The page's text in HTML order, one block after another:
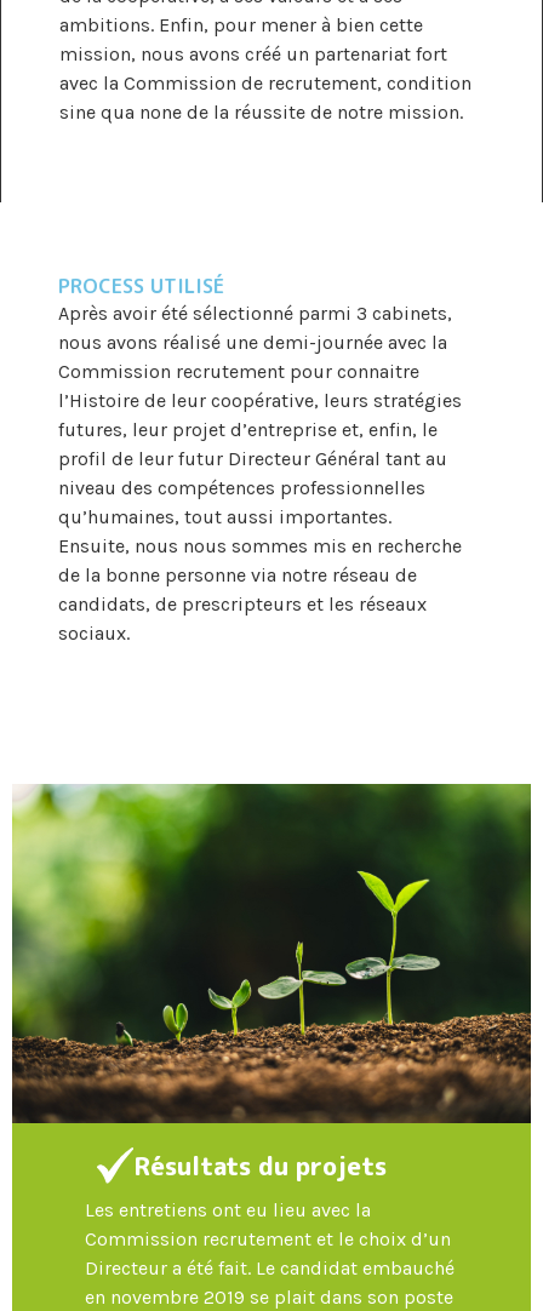
ambitions. Enfin, pour mener à bien cette
mission, nous avons créé un partenariat fort
avec la Commission de recrutement, condition
sine qua none de la réussite de notre mission.
PROCESS UTILISÉ
Après avoir été sélectionné parmi 3 cabinets,
nous avons réalisé une demi-journée avec la
Commission recrutement pour connaitre
l’Histoire de leur coopérative, leurs stratégies
futures, leur projet d’entreprise et, enfin, le
profil de leur futur Directeur Général tant au
niveau des compétences professionnelles
qu’humaines, tout aussi importantes.
Ensuite, nous nous sommes mis en recherche
de la bonne personne via notre réseau de
candidats, de prescripteurs et les réseaux
sociaux.
Résultats du projets
Les entretiens ont eu lieu avec la
Commission recrutement et le choix d’un
Directeur a été fait. Le candidat embauché
en novembre 2019 se plait dans son poste